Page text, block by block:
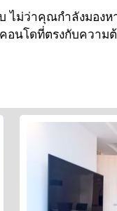
ไม่ว่าคุณกำลังมอง
อนโดที่ตรงกับควา